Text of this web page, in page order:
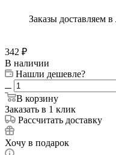
Заказы доставляем
342 ₽
В наличии
Нашли дешевле?
В корзину
Заказать в 1 клик
Рассчитать доставку
Хочу в подарок